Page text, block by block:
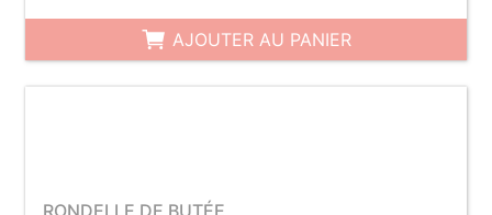
AJOUTER AU PANIER
RONDELLE DE BUTÉE